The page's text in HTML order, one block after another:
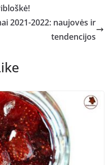
2021-2022: naujovės ir
tendencijos